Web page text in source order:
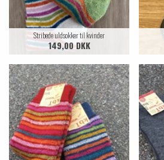
Stribede uldsokker til kvinder
149,00 DKK